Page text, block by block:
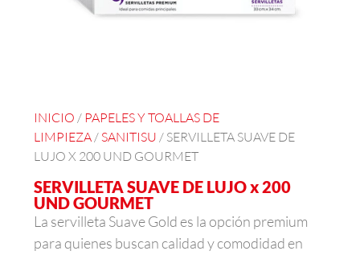
INICIO / PAPELES Y TOALLAS DE
LIMPIEZA/SANITISU / SERVILLETA SUAVE DE
LUJO X 200 UND GOURMET
SERVILLETA SUAVE DE LUJO x 200
UND GOURMET
La servilleta Suave Gold es la opción premium
para quienes buscan calidad y comodidad en